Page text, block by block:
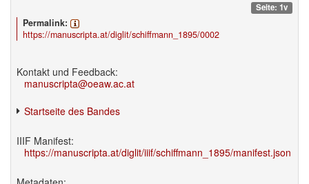
Seite: 1v
Permalink:
https://manuscripta.at/diglit/schiffmann_1895/0002
Kontakt und Feedback:
manuscripta@oeaw.ac.at
Startseite des Bandes
IIIF Manifest:
https://manuscripta.at/diglit/iiif/schiffmann_1895/manifest.json